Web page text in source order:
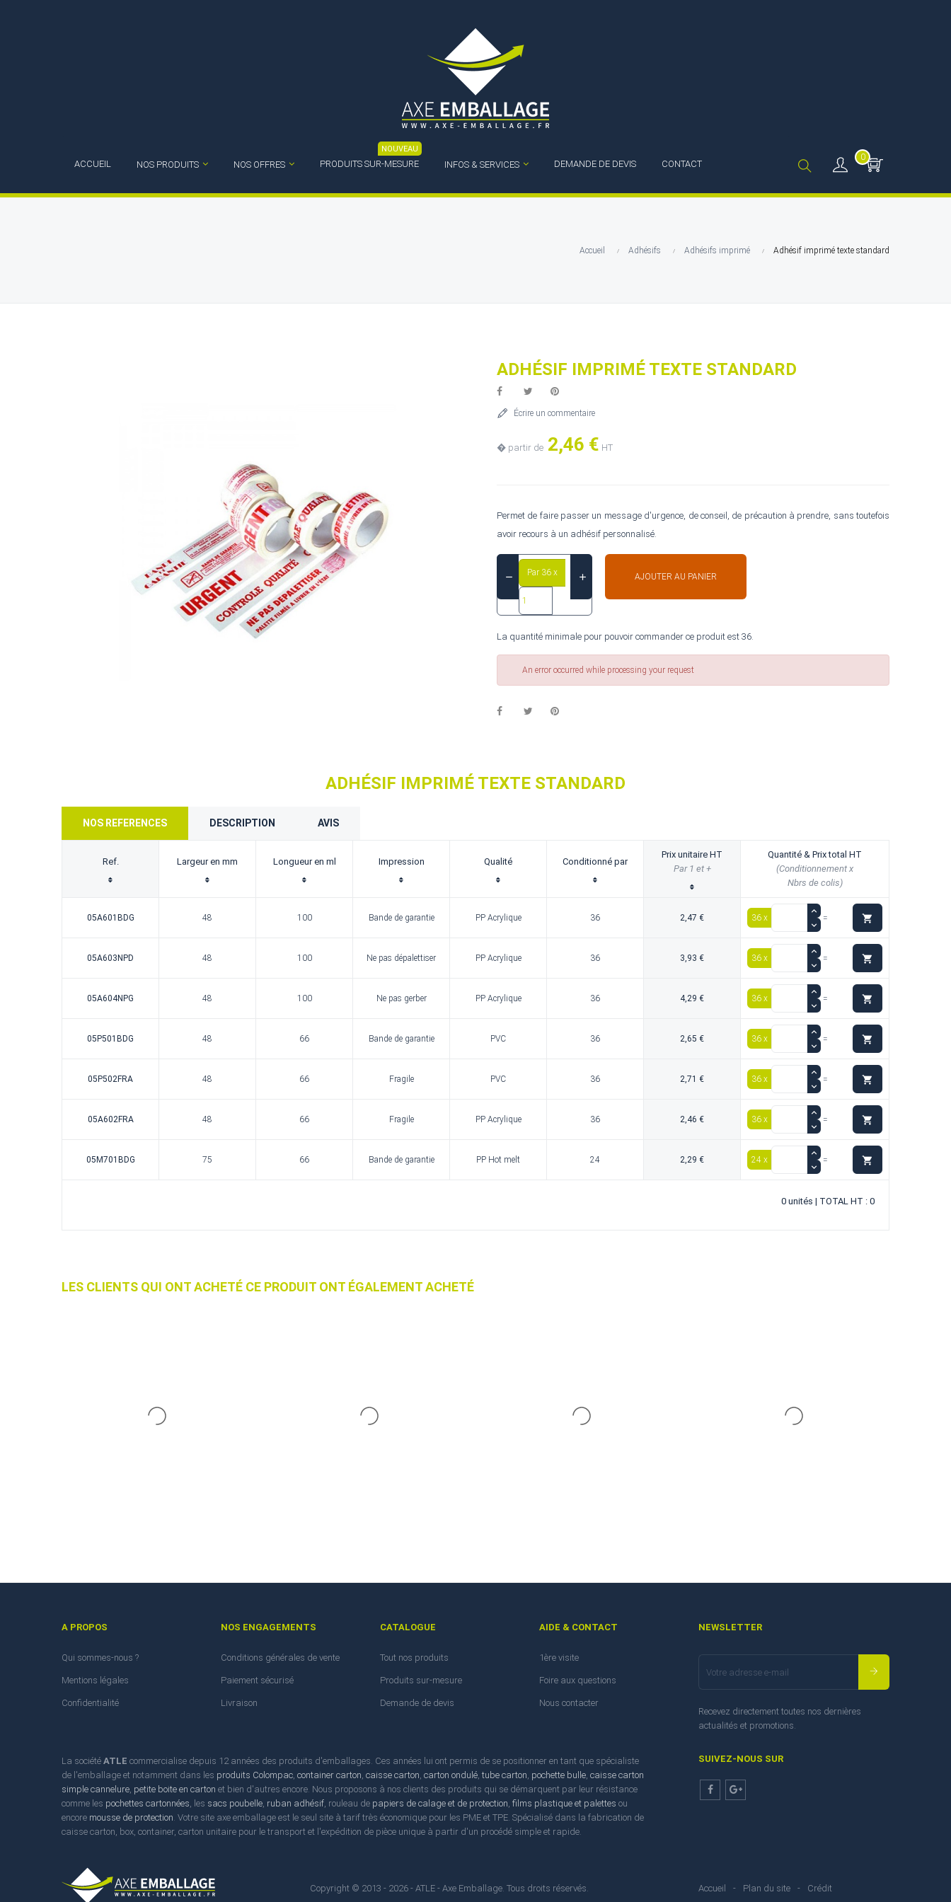
ACCUEIL NOS PRODUITS NOS OFFRES PRODUITS SUR-MESURE
NOUVEAU
INFOS & SERVICES DEMANDE DE DEVIS CONTACT
0
Accueil Adhésifs Adhésifs imprimé Adhésif imprimé texte standard
ADHÉSIF IMPRIMÉ TEXTE STANDARD
Écrire un commentaire
� partir de 2,46 € HT
Permet de faire passer un message d'urgence, de conseil, de précaution à prendre, sans toutefois
avoir recours à un adhésif personnalisé.
Par 36 x AJOUTER AU PANIER
La quantité minimale pour pouvoir commander ce produit est 36.
An error occurred while processing your request
ADHÉSIF IMPRIMÉ TEXTE STANDARD
NOS REFERENCES DESCRIPTION AVIS
Ref. Largeur en mm Longueur en ml Impression Qualité Conditionné par
Prix unitaire HT
Par 1 et +
Quantité & Prix total HT
(Conditionnement x
Nbrs de colis)
05A601BDG 48 100 Bande de garantie PP Acrylique 36 2,47 € 36 x = 
05A603NPD 48 100 Ne pas dépalettiser PP Acrylique 36 3,93 € 36 x = 
05A604NPG 48 100 Ne pas gerber PP Acrylique 36 4,29 € 36 x = 
05P501BDG 48 66 Bande de garantie PVC 36 2,65 € 36 x = 
05P502FRA 48 66 Fragile PVC 36 2,71 € 36 x = 
05A602FRA 48 66 Fragile PP Acrylique 36 2,46 € 36 x = 
05M701BDG 75 66 Bande de garantie PP Hot melt 24 2,29 € 24 x = 
0 unités | TOTAL HT : 0
LES CLIENTS QUI ONT ACHETÉ CE PRODUIT ONT ÉGALEMENT ACHETÉ
A PROPOS
Qui sommes-nous ?
Mentions légales
Confidentialité
NOS ENGAGEMENTS
Conditions générales de vente
Paiement sécurisé
Livraison
CATALOGUE
Tout nos produits
Produits sur-mesure
Demande de devis
AIDE & CONTACT
1ère visite
Foire aux questions
Nous contacter
NEWSLETTER
Recevez directement toutes nos dernières
actualités et promotions.
La société ATLE commercialise depuis 12 années des produits d'emballages. Ces années lui ont permis de se positionner en tant que spécialiste
de l'emballage et notamment dans les produits Colompac, container carton, caisse carton, carton ondulé, tube carton, pochette bulle, caisse carton
simple cannelure, petite boite en carton et bien d'autres encore. Nous proposons à nos clients des produits qui se démarquent par leur résistance
comme les pochettes cartonnées, les sacs poubelle, ruban adhésif, rouleau de papiers de calage et de protection, films plastique et palettes ou
encore mousse de protection. Votre site axe emballage est le seul site à tarif très économique pour les PME et TPE. Spécialisé dans la fabrication de
caisse carton, box, container, carton unitaire pour le transport et l'expédition de pièce unique à partir d'un procédé simple et rapide.
SUIVEZ-NOUS SUR
Facebook
Copyright © 2013 - 2026 - ATLE - Axe Emballage. Tous droits réservés. Accueil - Plan du site - Crédit